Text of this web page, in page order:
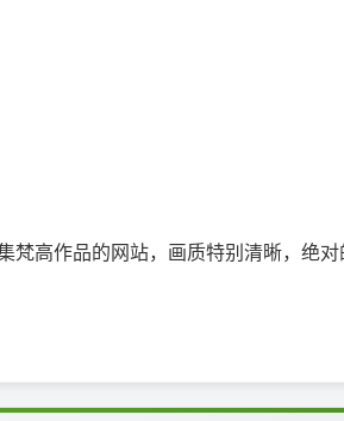
高作品的网站，画质特别清晰，绝对